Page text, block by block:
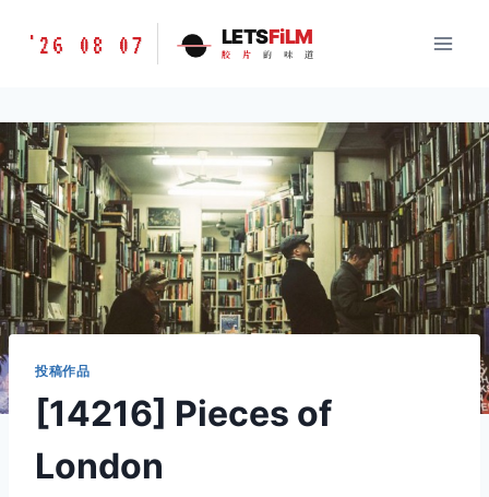
胶
味
道
LETSFILM
'26 08 07 LETSFiLM
胶 片 的 味 道
投稿作品
[14216] Pieces of
London